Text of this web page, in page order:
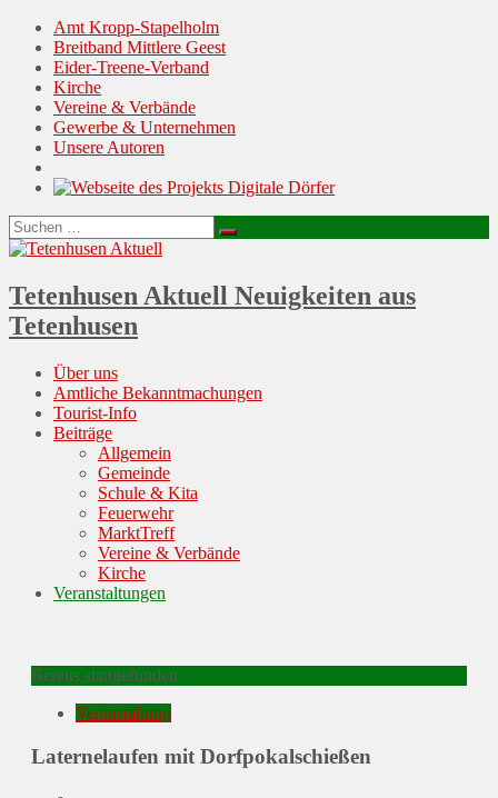
Amt Kropp-Stapelholm
Breitband Mittlere Geest
Eider-Treene-Verband
Kirche
Vereine & Verbände
Gewerbe & Unternehmen
Unsere Autoren
Suchen
nach:
Suchen
Tetenhusen Aktuell Neuigkeiten aus
Tetenhusen
Menu
Skip
content
Über uns
Amtliche Bekanntmachungen
Tourist-Info
Beiträge
Allgemein
Gemeinde
Schule & Kita
Feuerwehr
MarktTreff
Vereine & Verbände
Kirche
Veranstaltungen
Bereits stattgefunden
Veranstaltung
Laternelaufen mit Dorfpokalschießen